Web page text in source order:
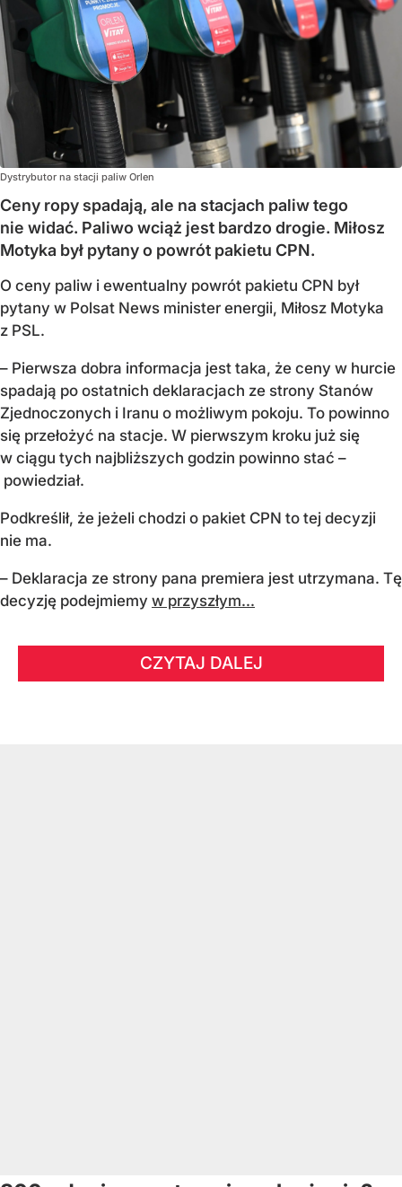
Dystrybutor na stacji paliw Orlen
Ceny ropy spadają, ale na stacjach paliw tego
nie widać. Paliwo wciąż jest bardzo drogie. Miłosz
Motyka był pytany o powrót pakietu CPN.
O ceny paliw i ewentualny powrót pakietu CPN był
pytany w Polsat News minister energii, Miłosz Motyka
z PSL.
– Pierwsza dobra informacja jest taka, że ceny w hurcie
spadają po ostatnich deklaracjach ze strony Stanów
Zjednoczonych i Iranu o możliwym pokoju. To powinno
się przełożyć na stacje. W pierwszym kroku już się
w ciągu tych najbliższych godzin powinno stać –
powiedział.
Podkreślił, że jeżeli chodzi o pakiet CPN to tej decyzji
nie ma.
– Deklaracja ze strony pana premiera jest utrzymana. Tę
decyzję podejmiemy w przyszłym...
CZYTAJ DALEJ